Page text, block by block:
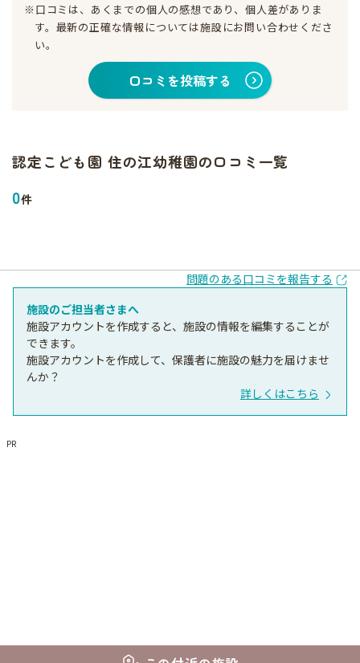
※口コミは、あくまでの個人の感想であり、個人差がありま
す。最新の正確な情報については施設にお問い合わせくださ
い。
口コミを投稿する
認定こども園 住の江幼稚園の口コミ一覧
0件
問題のある口コミを報告する
施設のご担当者さまへ
施設アカウントを作成すると、施設の情報を編集することが
できます。
施設アカウントを作成して、保護者に施設の魅力を届けませ
んか？
詳しくはこちら
PR